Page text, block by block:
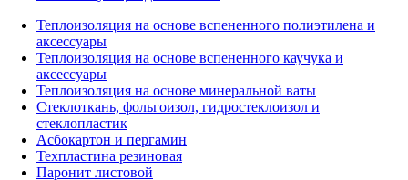
Теплоизоляция на основе вспененного полиэтилена и
аксессуары
Теплоизоляция на основе вспененного каучука и
аксессуары
Теплоизоляция на основе минеральной ваты
Стеклоткань, фольгоизол, гидростеклоизол и
стеклопластик
Асбокартон и пергамин
Техпластина резиновая
Паронит листовой